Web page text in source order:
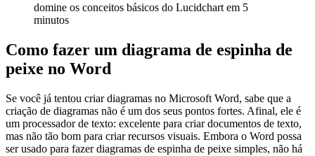
domine os conceitos básicos do Lucidchart em 5
minutos
Como fazer um diagrama de espinha de
peixe no Word
Se você já tentou criar diagramas no Microsoft Word, sabe que a
criação de diagramas não é um dos seus pontos fortes. Afinal, ele é
um processador de texto: excelente para criar documentos de texto,
mas não tão bom para criar recursos visuais. Embora o Word possa
ser usado para fazer diagramas de espinha de peixe simples, não há